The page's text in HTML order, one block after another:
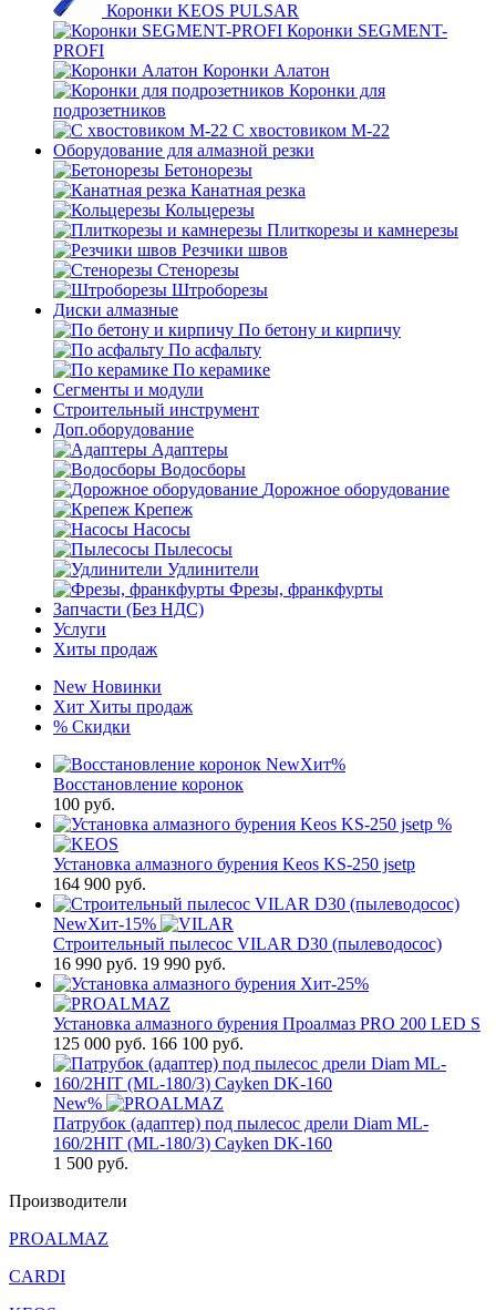
Коронки KEOS PULSAR
Коронки SEGMENT-
PROFI
Коронки Алатон
Коронки для
подрозетников
С хвостовиком М-22
Оборудование для алмазной резки
Бетонорезы
Канатная резка
Кольцерезы
Плиткорезы и камнерезы
Резчики швов
Стенорезы
Штроборезы
Диски алмазные
По бетону и кирпичу
По асфальту
По керамике
Сегменты и модули
Строительный инструмент
Доп.оборудование
Адаптеры
Водосборы
Дорожное оборудование
Крепеж
Насосы
Пылесосы
Удлинители
Фрезы, франкфурты
Запчасти (Без НДС)
Услуги
Хиты продаж
New Новинки
Хит Хиты продаж
% Скидки
NewХит%
Восстановление коронок
100 руб.
%
Установка алмазного бурения Keos KS-250 jsetp
164 900 руб.
NewХит-15%
Строительный пылесос VILAR D30 (пылеводосос)
16 990 руб. 19 990 руб.
Хит-25%
Установка алмазного бурения Проалмаз PRO 200 LED S
125 000 руб. 166 100 руб.
New%
Патрубок (адаптер) под пылесос дрели Diam ML-
160/2HIT (ML-180/3) Cayken DK-160
1 500 руб.
Производители
PROALMAZ
CARDI